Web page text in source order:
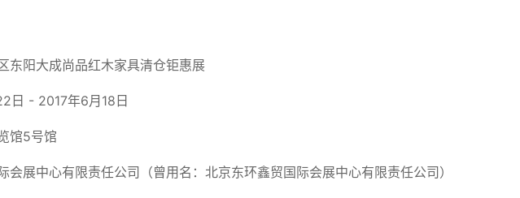
东阳大成尚品红木家具清仓钜惠展
日 - 2017年6月18日
馆5号馆
会展中心有限责任公司（曾用名：北京东环鑫贸国际会展中心有限责任公司）